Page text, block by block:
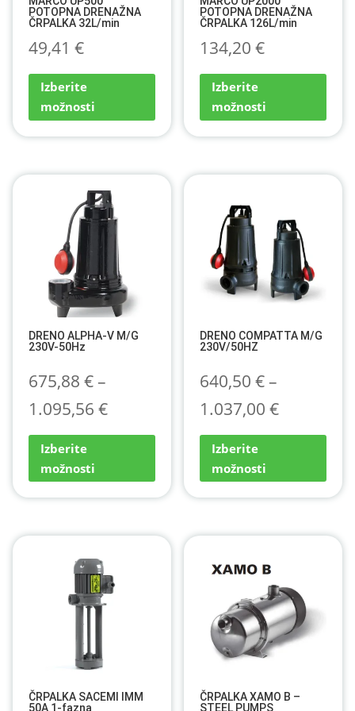
POTOPNA DRENAŽNA
ČRPALKA 32L/min
49,41 €
Izberite
možnosti
Ta
več
Možnosti
POTOPNA DRENAŽNA
ČRPALKA 126L/min
134,20€
Izberite
možnosti
več
DRENO ALPHA-V M/G
230V-50Hz
675,88 €–
1.095,56 €Cenovni
razpon:
675,88 €
1.095,56 €
Izberite
možnosti
Ta
več
Možnosti
DRENO COMPATTA M/G
230V/50HZ
640,50€–
1.037,00€Cenovni
razpon:
640,50 €
1.037,00
Izberite
možnosti
Ta
več
ČRPALKA SACEMI IMM
50A 1-fazna
ČRPALKA XAMO B –
STEEL PUMPS